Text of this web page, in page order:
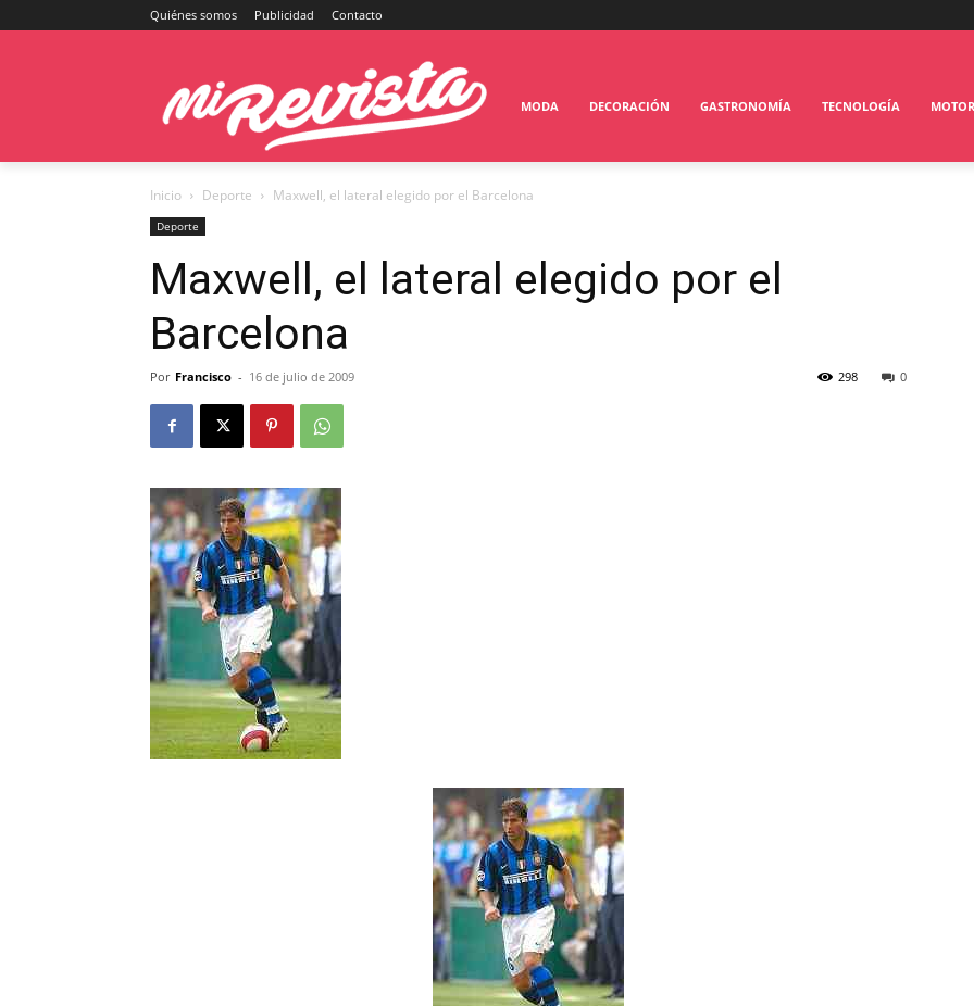
Quiénes somos Publicidad Contacto
MODA DECORACIÓN GASTRONOMÍA TECNOLOGÍA MOTOR
Inicio Deporte Maxwell, el lateral elegido por el Barcelona
Deporte
Maxwell, el lateral elegido por el
Barcelona
Por Francisco - 16 de julio de 2009 0
298